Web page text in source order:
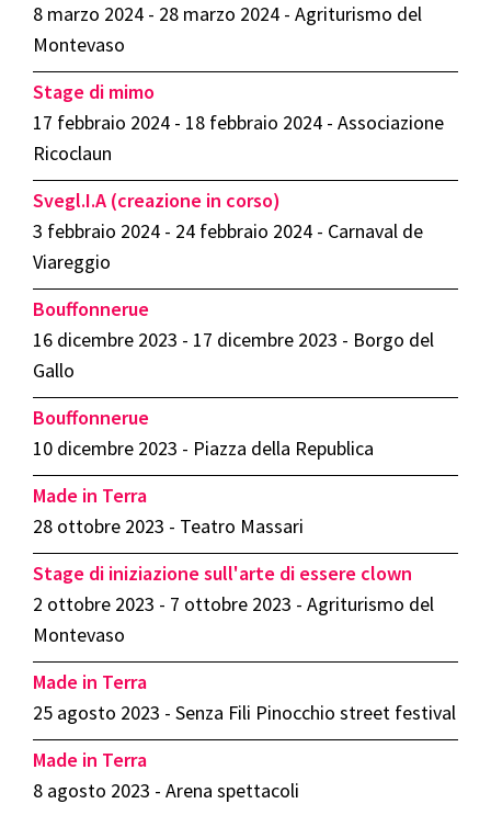
8 marzo 2024 - 28 marzo 2024 - Agriturismo del
Montevaso
Stage di mimo
17 febbraio 2024 - 18 febbraio 2024 - Associazione
Ricoclaun
Svegl.I.A (creazione in corso)
3 febbraio 2024 - 24 febbraio 2024 - Carnaval de
Viareggio
Bouffonnerue
16 dicembre 2023 - 17 dicembre 2023 - Borgo del
Gallo
Bouffonnerue
10 dicembre 2023 - Piazza della Republica
Made in Terra
28 ottobre 2023 - Teatro Massari
Stage di iniziazione sull'arte di essere clown
2 ottobre 2023 - 7 ottobre 2023 - Agriturismo del
Montevaso
Made in Terra
25 agosto 2023 - Senza Fili Pinocchio street festival
Made in Terra
8 agosto 2023 - Arena spettacoli